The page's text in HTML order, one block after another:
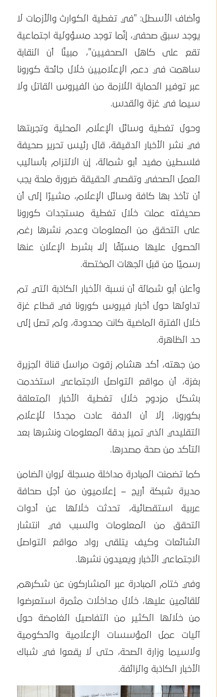
وأضاف الأسطل: "في تغطية الكوارث والأزمات لا
يوجد سبق صحفي، إنّما توجد مسؤولية اجتماعية
تقع على كاهل الصحفيين"، مبينًا أن النقابة
ساهمت في دعم الإعلاميين خلال جائحة كورونا
عبر توفير الحماية اللازمة من الفيروس القاتل ولا
سيما في غزة والقدس.
وحول تغطية وسائل الإعلام المحلية وتجربتها
في نشر الأخبار الدقيقة، قال رئيس تحرير صحيفة
فلسطين مفيد أبو شمالة، إن الالتزام بأساليب
العمل الصحفي وتقصي الحقيقة ضرورة ملحة يجب
أن تأخذ بها كافة وسائل الإعلام، مشيرًا إلى أن
صحيفته عملت خلال تغطية مستجدات كورونا
على التحقق من المعلومات وعدم نشرها رغم
الحصول عليها مسبّقًا إلّا بشرط الإعلان عنها
رسميًا من قبل الجهات المختصة.
وأعلن أبو شمالة أن نسبة الأخبار الكاذبة التي تم
تداولها حول أخبار فيروس كورونا في قطاع غزة
خلال الفترة الماضية كانت محدودة، ولم تصل إلى
حد الظاهرة.
من جهته، أكد هشام زقوت مراسل قناة الجزيرة
بغزة، أن مواقع التواصل الاجتماعي استخدمت
بشكل مزدوج خلال تغطية الأخبار المتعلقة
بكورونا، إلا أن الدفة عادت مجددًا للإعلام
التقليدي الذي تميز بدقة المعلومات ونشرها بعد
التأكد من صحة مصدرها.
كما تضمنت المبادرة مداخلة مسجلة لروان الضامن
مديرة شبكة أريج – إعلاميون من أجل صحافة
عربية استقصائية، تحدثت خلالها عن أدوات
التحقق من المعلومات والسبب في انتشار
الشائعات وكيف يتلقى رواد مواقع التواصل
الاجتماعي الأخبار ويعيدون نشرها.
وفي ختام المبادرة عبر المشاركون عن شكرهم
للقائمين عليها، خلال مداخلات مثمرة استعرضوا
من خلالها الكثير من التفاصيل الغامضة حول
آليات عمل المؤسسات الإعلامية والحكومية
ولاسيما وزارة الصحة، حتى لا يقعوا في شباك
الأخبار الكاذبة والزائفة.